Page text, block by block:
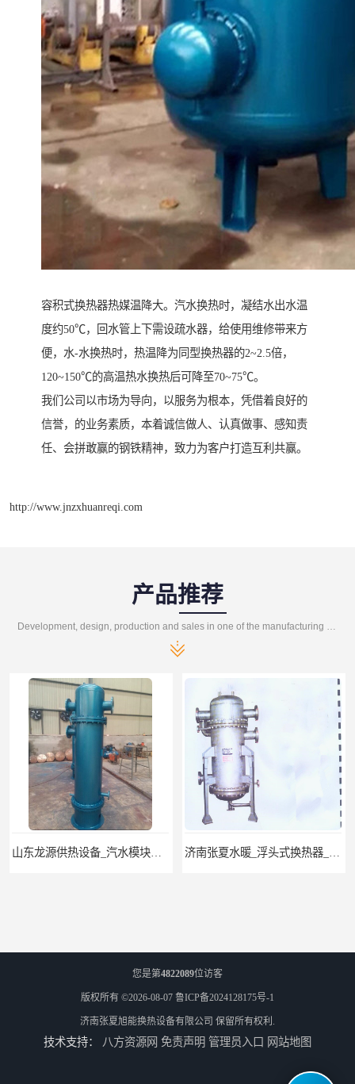
容积式换热器热媒温降大。汽水换热时，凝结水出水温
度约50℃，回水管上下需设疏水器，给使用维修带来方
便，水-水换热时，热温降为同型换热器的2~2.5倍，
120~150℃的高温热水换热后可降至70~75℃。
我们公司以市场为导向，以服务为根本，凭借着良好的
信誉，的业务素质，本着诚信做人、认真做事、感知责
任、会拼敢赢的钢铁精神，致力为客户打造互利共赢。
http://www.jnzxhuanreqi.com
产品推荐
Development, design, production and sales in one of the manufacturing enterprises
您是第4822089位访客
版权所有 ©2026-08-07 鲁ICP备2024128175号-1
济南张夏旭能换热设备有限公司 保留所有权利.
技术支持： 八方资源网 免责声明 管理员入口 网站地图